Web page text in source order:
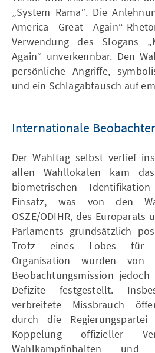
„System Rama“. Die
America Great Again“-
Verwendung des Slogans
Again“ unverkennbar. Den
persönliche Angriffe,
und ein Schlagabtausch auf
Internationale Beobachter
Der Wahltag selbst verlief
allen Wahllokalen kam
biometrischen
Einsatz, was von den
OSZE/ODIHR, des Europarats
Parlaments grundsätzlich
Trotz eines Lobes für
Organisation wurden von
Beobachtungsmission
Defizite festgestellt.
verbreitete Missbrauch
durch die
Koppelung offizieller
Wahlkampfinhalten und